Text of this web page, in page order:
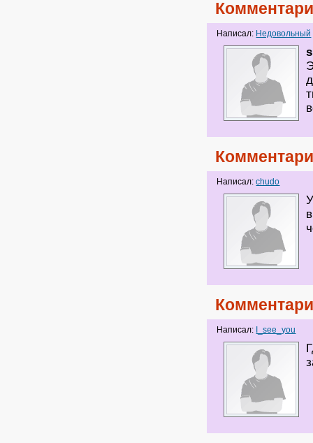
Написал: Недовольный
Написал:chudo
Написал: I_see_you